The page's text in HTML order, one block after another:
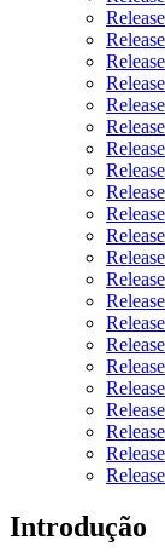
Introdução